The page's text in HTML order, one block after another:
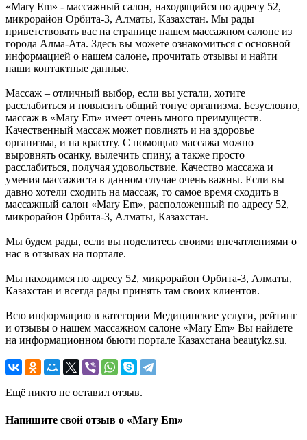
«Mary Em» - массажный салон, находящийся по адресу 52,
микрорайон Орбита-3, Алматы, Казахстан. Мы рады
приветствовать вас на странице нашем массажном салоне из
города Алма-Ата. Здесь вы можете ознакомиться с основной
информацией о нашем салоне, прочитать отзывы и найти
наши контактные данные.
Массаж – отличный выбор, если вы устали, хотите
расслабиться и повысить общий тонус организма. Безусловно,
массаж в «Mary Em» имеет очень много преимуществ.
Качественный массаж может повлиять и на здоровье
организма, и на красоту. С помощью массажа можно
выровнять осанку, вылечить спину, а также просто
расслабиться, получая удовольствие. Качество массажа и
умения массажиста в данном случае очень важны. Если вы
давно хотели сходить на массаж, то самое время сходить в
массажный салон «Mary Em», расположенный по адресу 52,
микрорайон Орбита-3, Алматы, Казахстан.
Мы будем рады, если вы поделитесь своими впечатлениями о
нас в отзывах на портале.
Мы находимся по адресу 52, микрорайон Орбита-3, Алматы,
Казахстан и всегда рады принять там своих клиентов.
Всю информацию в категории Медицинские услуги, рейтинг
и отзывы о нашем массажном салоне «Mary Em» Вы найдете
на информационном бьюти портале Казахстана beautykz.su.
Ещё никто не оставил отзыв.
Напишите свой отзыв о «Mary Em»